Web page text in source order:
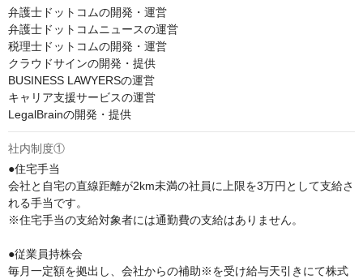
弁護士ドットコムの開発・運営
弁護士ドットコムニュースの運営
税理士ドットコムの開発・運営
クラウドサインの開発・提供
BUSINESS LAWYERSの運営
キャリア支援サービスの運営
LegalBrainの開発・提供
社内制度①
●住宅手当
会社と自宅の直線距離が2km未満の社員に上限を3万円として支給さ
れる手当です。
※住宅手当の支給対象者には通勤費の支給はありません。
●従業員持株会
毎月一定額を拠出し、会社からの補助※を受け給与天引きにて株式